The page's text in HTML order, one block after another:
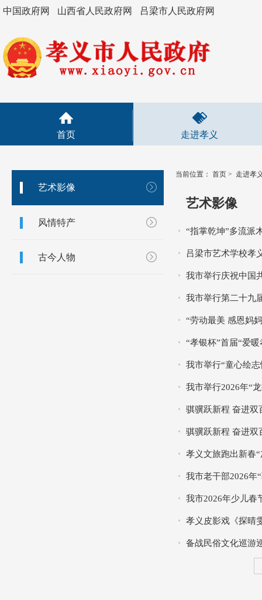
中国政府网 山西省人民政府网 吕梁市人民政府网
首页 走进孝义
艺术影像
风情特产
古今人物
当前位置： 首页 > 走进孝
艺术影像
“指掌乾坤”多流派
吕梁市艺术学校孝
我市举行庆祝中国
我市举行第二十九
“劳动最美 感恩妈
“孝银杯”首届“爱
我市举行“童心绘
我市举行2026年“
骐骥跃新程 奋进双
骐骥跃新程 奋进双
孝义文旅跑出新春
我市老干部2026年
我市2026年少儿春
孝义皮影戏《探晴
备战民俗文化巡游